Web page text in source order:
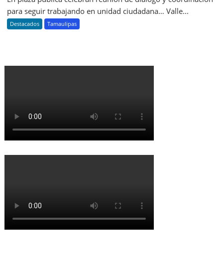
para seguir trabajando en unidad ciudadana… Valle...
Destacados Tamaulipas